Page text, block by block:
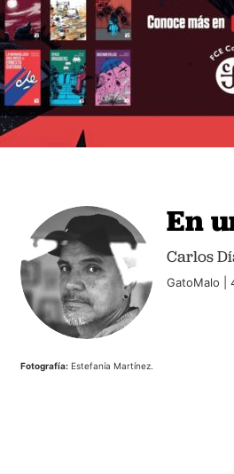
En
Carlos
GatoMalo |
Fotografía: Estefanía Martínez.